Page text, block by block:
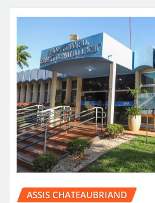
ASSIS CHATEAUBRIAND